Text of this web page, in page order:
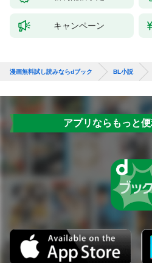
キャンペーン
漫画無料試し読みならdブック BL小説
アプリならもっと便